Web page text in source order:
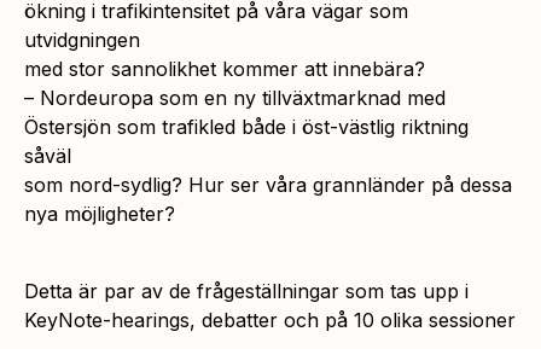
ökning i trafikintensitet på våra vägar som
utvidgningen
med stor sannolikhet kommer att innebära?
– Nordeuropa som en ny tillväxtmarknad med
Östersjön som trafikled både i öst-västlig riktning
såväl
som nord-sydlig? Hur ser våra grannländer på dessa
nya möjligheter?
Detta är par av de frågeställningar som tas upp i
KeyNote-hearings, debatter och på 10 olika sessioner